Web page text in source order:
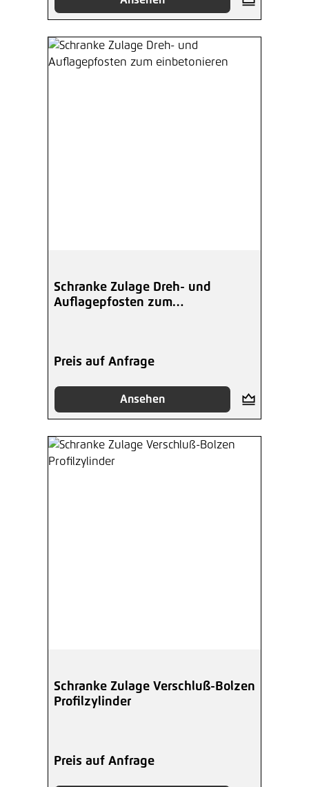
Schranke Zulage Dreh- und
Auflagepfosten zum
Preis auf Anfrage
Ansehen
Schranke Zulage Verschluß-Bolzen
Profilzylinder
Preis auf Anfrage